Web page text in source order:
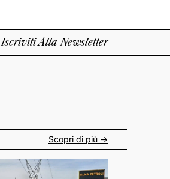
Iscriviti Alla Newsletter
Scopri di più ->